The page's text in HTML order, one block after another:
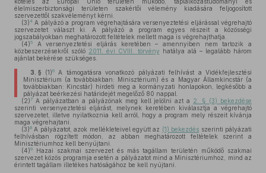
élelmiszerbiztonsági területen szakértői vélemény kiadására feljogosított
szervezettől szakvéleményt kérni.
(3)4 A pályázó a program végrehajtására versenyeztetési eljárással végrehajtó
szervezetet választ ki. A pályázó a program egyes részeit a közösségi
jogszabályokban meghatározott feltételek mellett maga is végrehajthatja.
(4)5
A versenyeztetési eljárás keretében – amennyiben nem tartozik a
közbeszerzésekről szóló 2011. évi CVIII. törvény hatálya alá – legalább három
ajánlat bekérése szükséges.
3. § (1)6A támogatásra vonatkozó pályázati felhívást a Vidékfejlesztési
Minisztérium (a továbbiakban: Minisztérium) és a Magyar Államkincstár (a
továbbiakban: Kincstár) hirdeti meg a kormányzati honlapokon, legkésőbb a
pályázat beérkezési határidejét megelőző 80 nappal.
(2)7 A pályázatban a pályázónak meg kell jelölni azt a 2. § (3) bekezdése
szerinti versenyeztetési eljárást, melynek keretében kiválasztja a végrehajtó
szervezetet, illetve nyilatkoznia kell arról, hogy a program mely részeit kívánja
maga végrehajtani.
(3)8 A pályázatot, azok mellékleteivel együtt az (1) bekezdés szerinti pályázati
felhívásban rögzített módon, az abban meghatározott feltételek szerint a
Minisztériumhoz kell benyújtani.
(4)9
Hazai szakmai szervezet és más tagállam területén működő szakmai
szervezet közös programja esetén a pályázatot mind a Minisztériumhoz, mind az
érintett tagállam illetékes hatóságához be kell nyújtani.